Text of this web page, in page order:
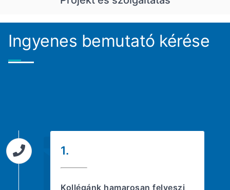
Ingyenes bemutató kérése
1.
Kollégánk hamarosan felveszi